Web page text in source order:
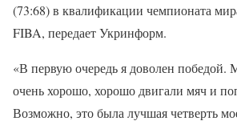
(73:68) в квалификации чемпионата
FIBA, передает Укринформ.
«В первую очередь я доволен победой.
очень хорошо, хорошо двигали мяч и
Возможно, это была лучшая четверть